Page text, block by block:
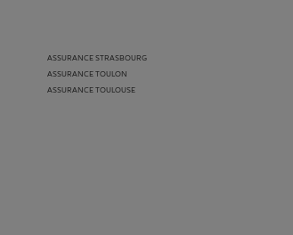
ASSURANCE STRASBOURG
ASSURANCE TOULON
ASSURANCE TOULOUSE